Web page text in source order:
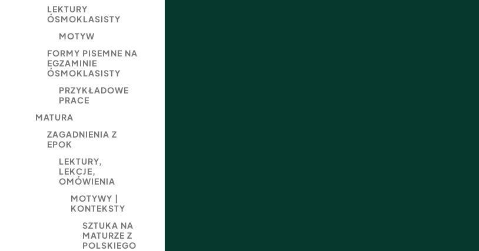
LEKTURY
ÓSMOKLASISTY
MOTYW
FORMY PISEMNE NA
EGZAMINIE
ÓSMOKLASISTY
PRZYKŁADOWE
PRACE
MATURA
ZAGADNIENIA Z
EPOK
LEKTURY,
LEKCJE,
OMÓWIENIA
MOTYWY |
KONTEKSTY
SZTUKA NA
MATURZE Z
POLSKIEGO